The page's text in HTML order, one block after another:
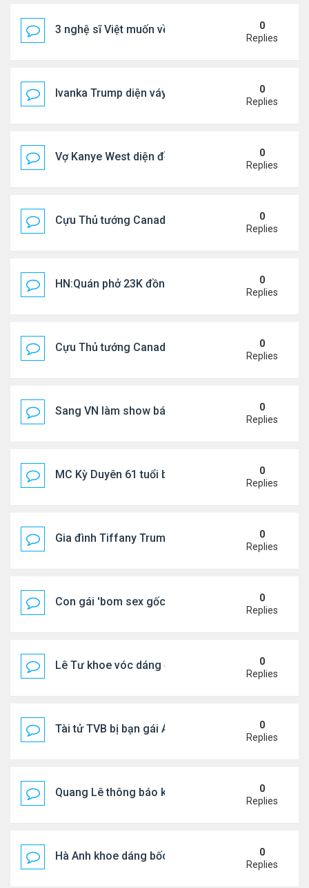
3 nghệ sĩ Việt muốn về VN nhưng số phận an bài
0
Replies
Ivanka Trump diện váy hở eo táo bạo, khoe vòng
0
Replies
Vợ Kanye West diện đồ xẻ bạo, dự tiệc ở đảo Ibiza
0
Replies
Cựu Thủ tướng Canada đắm đuối khóa môi Katy
0
Replies
HN:Quán phở 23K đồng một bát, 7 năm không
0
Replies
Cựu Thủ tướng Canada thoa kem chống nắng
0
Replies
Sang VN làm show bán vé giá "trên trời"
0
Replies
MC Kỳ Duyên 61 tuổi bị soi nhan sắc khi 0
Replies
Gia đình Tiffany Trump đi nghỉ ở Spain
0
Replies
Con gái 'bom sex gốc Việt' đón tuổi 18
0
Replies
Lê Tư khoe vóc dáng ở châu Âu
0
Replies
Tài tử TVB bị bạn gái Á hậu phản bội giờ ra sao?
0
Replies
Quang Lê thông báo khẩn cấp
0
Replies
Hà Anh khoe dáng bốc lửa của ở Maldives
0
Replies